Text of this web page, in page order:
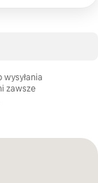
zawsze